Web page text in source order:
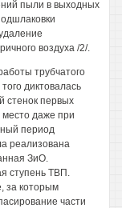
пыли в выходных
воздуха /2/.
трубчатого
диктовалась
стенок первых
даже при
период
реализована
ЗиО.
ступень ТВП.
за которым
части